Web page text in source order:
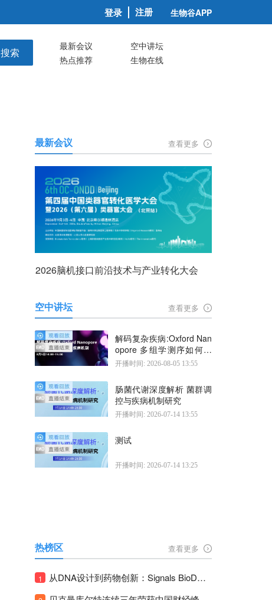
登录 注册 生物谷APP
搜索 最新会议
空中讲坛
热点推荐
生物在线
最新会议 查看更多
2026脑机接口前沿技术与产业转化大会
空中讲坛 查看更多
解码复杂疾病:Oxford Nan
opore 多组学测序如何揭
示疾病机制
开播时间: 2026-08-05 13:55
肠菌代谢深度解析 菌群调
控与疾病机制研究
开播时间: 2026-07-14 13:55
测试
开播时间: 2026-07-14 13:25
热榜区 查看更多
1 从DNA设计到药物创新：Signals BioDesign如何重塑分子生物学研发生态！